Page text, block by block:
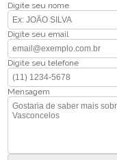
Digite seu nome
Digite seu email
Digite seu telefone
Mensagem